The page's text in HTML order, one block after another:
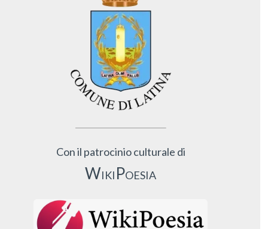
Con il patrocinio culturale di
WikiPoesia